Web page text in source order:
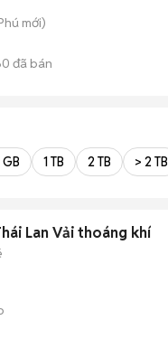
mới)
đã bán
GB 1 TB 2 TB > 2 TB
Lan Vải thoáng khí